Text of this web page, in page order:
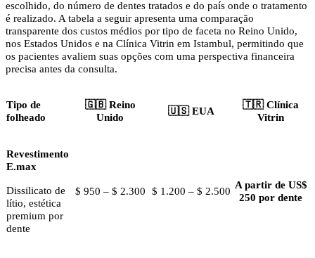
escolhido, do número de dentes tratados e do país onde o tratamento
é realizado. A tabela a seguir apresenta uma comparação
transparente dos custos médios por tipo de faceta no Reino Unido,
nos Estados Unidos e na Clínica Vitrin em Istambul, permitindo que
os pacientes avaliem suas opções com uma perspectiva financeira
precisa antes da consulta.
Tipo de
folheado
🇬🇧 Reino
Unido
🇺🇸 EUA
🇹🇷 Clínica
Vitrin
Revestimento
E.max
Dissilicato de
lítio, estética
premium por
dente
$ 950 – $ 2.300 $ 1.200 – $ 2.500
A partir de US$
250 por dente